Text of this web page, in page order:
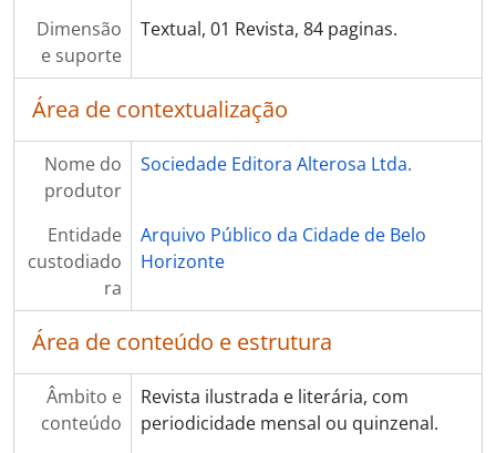
Dimensão
e suporte
Textual, 01 Revista, 84 paginas.
Área de contextualização
Nome do
produtor
Sociedade Editora Alterosa Ltda.
Entidade
custodiado
ra
Arquivo Público da Cidade de Belo
Horizonte
Área de conteúdo e estrutura
Âmbito e
conteúdo
Revista ilustrada e literária, com
periodicidade mensal ou quinzenal.